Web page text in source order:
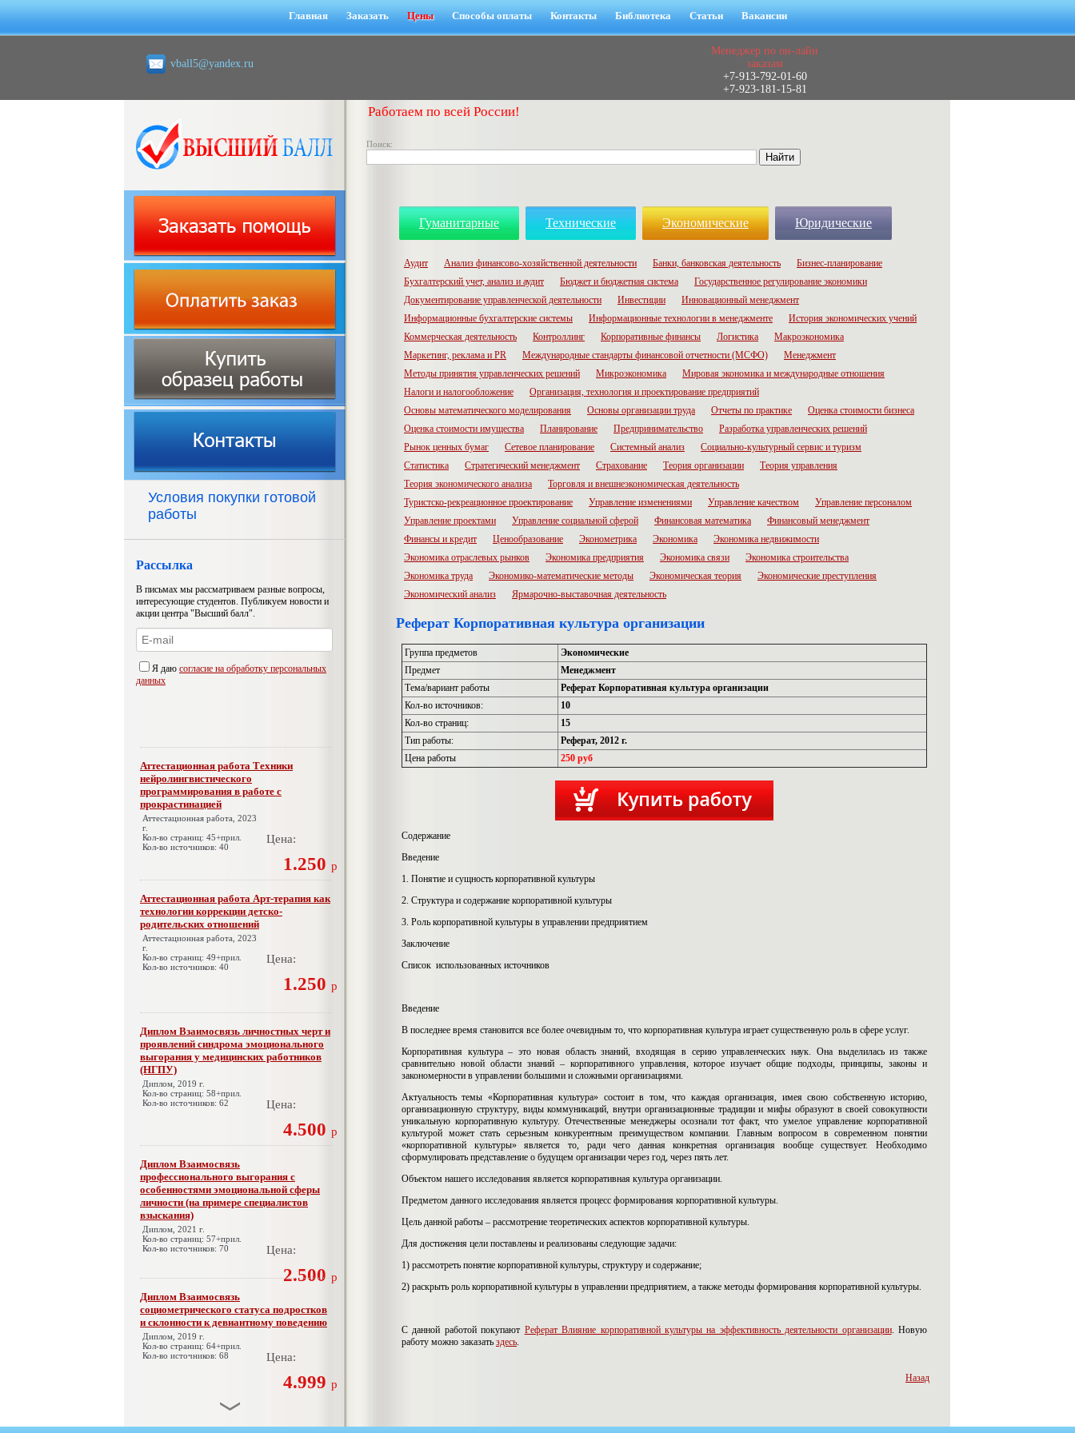
Главная Заказать Цены Способы оплаты Контакты Библиотека Статьи Вакансии
vball5@yandex.ru
Менеджер по он-лайн
заказам
+7-913-792-01-60
+7-923-181-15-81
Работаем по всей России!
Поиск:
Условия покупки готовой
работы
Рассылка
В письмах мы рассматриваем разные вопросы,
интересующие студентов. Публикуем новости и
акции центра "Высший балл".
Я даю согласие на обработку персональных
данных
Аттестационная работа Техники
нейролингвистического
программирования в работе с
прокрастинацией
Аттестационная работа, 2023
г.
Кол-во страниц: 45+прил.
Кол-во источников: 40
Цена:
1.250 р
Аттестационная работа Арт-терапия как
технологии коррекции детско-
родительских отношений
Аттестационная работа, 2023
г.
Кол-во страниц: 49+прил.
Кол-во источников: 40
Цена:
1.250 р
Диплом Взаимосвязь личностных черт и
проявлений синдрома эмоционального
выгорания у медицинских работников
(НГПУ)
Диплом, 2019 г.
Кол-во страниц: 58+прил.
Кол-во источников: 62
Цена:
4.500 р
Диплом Взаимосвязь
профессионального выгорания с
особенностями эмоциональной сферы
личности (на примере специалистов
взыскания)
Диплом, 2021 г.
Кол-во страниц: 57+прил.
Кол-во источников: 70
Цена:
2.500 р
Диплом Взаимосвязь
социометрического статуса подростков
и склонности к девиантному поведению
Диплом, 2019 г.
Кол-во страниц: 64+прил.
Кол-во источников: 68
Цена:
4.999 р
Диплом Взаимосвязь эмпатии и
Гуманитарные Технические Экономические Юридические
Аудит Анализ финансово-хозяйственной деятельности Банки, банковская деятельность
Бизнес-планирование
Бухгалтерский учет, анализ и аудит
Бюджет и бюджетная система
Государственное регулирование экономики
Документирование управленческой деятельности
Инвестиции
Инновационный менеджмент
Информационные бухгалтерские системы
Информационные технологии в менеджменте
История экономических учений
Коммерческая деятельность
Контроллинг Корпоративные финансы Логистика
Макроэкономика
Маркетинг, реклама и PR
Международные стандарты финансовой отчетности (МСФО)
Менеджмент
Методы принятия управленческих решений
Микроэкономика
Мировая экономика и международные отношения
Налоги и налогообложение
Организация, технология и проектирование предприятий
Основы математического моделирования
Основы организации труда Отчеты по практике
Оценка стоимости бизнеса
Оценка стоимости имущества
Планирование Предпринимательство
Разработка управленческих решений
Рынок ценных бумаг
Сетевое планирование Системный анализ
Социально-культурный сервис и туризм
Статистика
Стратегический менеджмент Страхование Теория организации
Теория управления
Теория экономического анализа
Торговля и внешнеэкономическая деятельность
Туристско-рекреационное проектирование
Управление изменениями Управление качеством
Управление персоналом
Управление проектами
Управление социальной сферой Финансовая математика
Финансовый менеджмент
Финансы и кредит
Ценообразование Эконометрика Экономика
Экономика недвижимости
Экономика отраслевых рынков
Экономика предприятия Экономика связи
Экономика строительства
Экономика труда
Экономико-математические методы Экономическая теория
Экономические преступления
Экономический анализ
Ярмарочно-выставочная деятельность
Реферат Корпоративная культура организации
Группа предметов
Экономические
Предмет
Менеджмент
Тема/вариант работы
Реферат Корпоративная культура организации
Кол-во источников:
10
Кол-во страниц:
15
Тип работы:
Реферат, 2012 г.
Цена работы
250 руб
Содержание
Введение
1. Понятие и сущность корпоративной культуры
2. Структура и содержание корпоративной культуры
3. Роль корпоративной культуры в управлении предприятием
Заключение
Список использованных источников
Введение
В последнее время становится все более очевидным то, что корпоративная культура играет существенную роль в сфере услуг.
Корпоративная культура – это новая область знаний, входящая в серию управленческих наук. Она выделилась из также
сравнительно новой области знаний – корпоративного управления, которое изучает общие подходы, принципы, законы и
закономерности в управлении большими и сложными организациями.
Актуальность темы «Корпоративная культура» состоит в том, что каждая организация, имея свою собственную историю,
организационную структуру, виды коммуникаций, внутри организационные традиции и мифы образуют в своей совокупности
уникальную корпоративную культуру. Отечественные менеджеры осознали тот факт, что умелое управление корпоративной
культурой может стать серьезным конкурентным преимуществом компании. Главным вопросом в современном понятии
«корпоративной культуры» является то, ради чего данная конкретная организация вообще существует. Необходимо
сформулировать представление о будущем организации через год, через пять лет.
Объектом нашего исследования является корпоративная культура организации.
Предметом данного исследования является процесс формирования корпоративной культуры.
Цель данной работы – рассмотрение теоретических аспектов корпоративной культуры.
Для достижения цели поставлены и реализованы следующие задачи:
1) рассмотреть понятие корпоративной культуры, структуру и содержание;
2) раскрыть роль корпоративной культуры в управлении предприятием, а также методы формирования корпоративной культуры.
С данной работой покупают Реферат Влияние корпоративной культуры на эффективность деятельности организации. Новую
работу можно заказать здесь.
Назад